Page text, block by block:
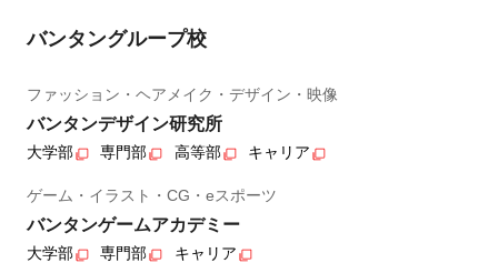
バンタングループ校
ファッション・ヘアメイク・デザイン・映像
バンタンデザイン研究所
大学部 専門部 高等部 キャリア
ゲーム・イラスト・CG・eスポーツ
バンタンゲームアカデミー
大学部 専門部 キャリア